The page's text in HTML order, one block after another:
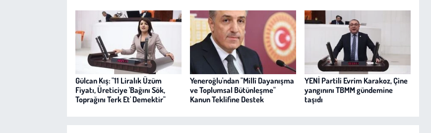
Gülcan Kış: "11 Liralık Üzüm
Fiyatı, Üreticiye 'Bağını Sök,
Toprağını Terk Et' Demektir"
Yeneroğlu'ndan "Millî Dayanışma
ve Toplumsal Bütünleşme"
Kanun Teklifine Destek
YENİ Partili Evrim Karakoz, Çine
yangınını TBMM gündemine
taşıdı